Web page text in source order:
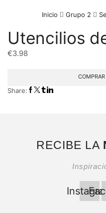
Inicio Grupo 2
Utencilios
€3.98
Share:
RECIBE LA